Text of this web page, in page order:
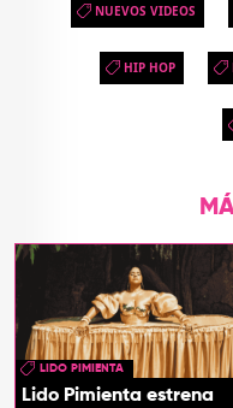
NUEVOS VIDEOS
HIP HOP
LIDO PIMIENTA
Lido Pimienta estrena